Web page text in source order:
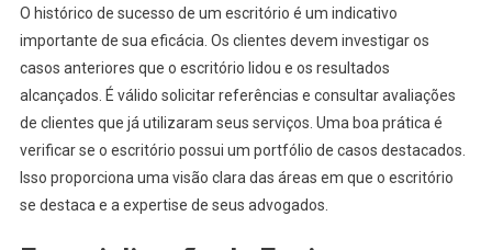
O histórico de sucesso de um escritório é um indicativo
importante de sua eficácia. Os clientes devem investigar os
casos anteriores que o escritório lidou e os resultados
alcançados. É válido solicitar referências e consultar avaliações
de clientes que já utilizaram seus serviços. Uma boa prática é
verificar se o escritório possui um portfólio de casos destacados.
Isso proporciona uma visão clara das áreas em que o escritório
se destaca e a expertise de seus advogados.